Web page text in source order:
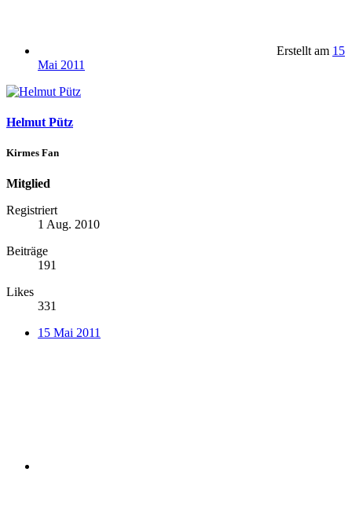
Erstellt am 15
Mai 2011
Helmut Pütz
Kirmes Fan
Mitglied
Registriert
1 Aug. 2010
Beiträge
191
Likes
331
15 Mai 2011